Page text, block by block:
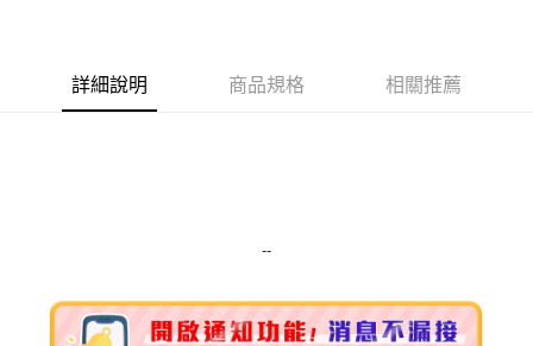
街口支付
全家取貨付款
詳細說明 商品規格 相關推薦
--